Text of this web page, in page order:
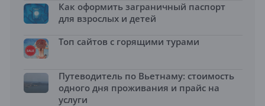
Как оформить заграничный паспорт
для взрослых и детей
Топ сайтов с горящими турами
Путеводитель по Вьетнаму: стоимость
одного дня проживания и прайс на
услуги